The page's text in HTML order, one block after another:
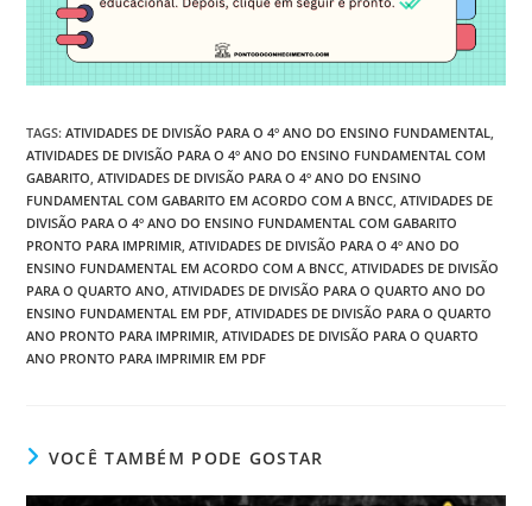
TAGS:ATIVIDADES DE DIVISÃO PARA O 4º ANO DO ENSINO FUNDAMENTAL,
ATIVIDADES DE DIVISÃO PARA O 4º ANO DO ENSINO FUNDAMENTAL COM
GABARITO, ATIVIDADES DE DIVISÃO PARA O 4º ANO DO ENSINO
FUNDAMENTAL COM GABARITO EM ACORDO COM A BNCC, ATIVIDADES DE
DIVISÃO PARA O 4º ANO DO ENSINO FUNDAMENTAL COM GABARITO
PRONTO PARA IMPRIMIR, ATIVIDADES DE DIVISÃO PARA O 4º ANO DO
ENSINO FUNDAMENTAL EM ACORDO COM A BNCC, ATIVIDADES DE DIVISÃO
PARA O QUARTO ANO, ATIVIDADES DE DIVISÃO PARA O QUARTO ANO DO
ENSINO FUNDAMENTAL EM PDF, ATIVIDADES DE DIVISÃO PARA O QUARTO
ANO PRONTO PARA IMPRIMIR, ATIVIDADES DE DIVISÃO PARA O QUARTO
ANO PRONTO PARA IMPRIMIR EM PDF
VOCÊ TAMBÉM PODE GOSTAR